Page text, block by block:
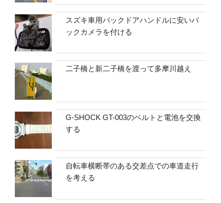
スズキ車用バックドアハンドルに安いバ
ックカメラを付ける
二子橋と新二子橋を渡って多摩川越え
G-SHOCK GT-003のベルトと電池を交換
する
自転車横断帯のある交差点での車道走行
を考える